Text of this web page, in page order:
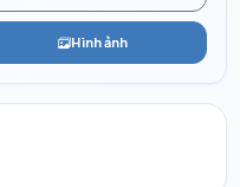
Hình ảnh